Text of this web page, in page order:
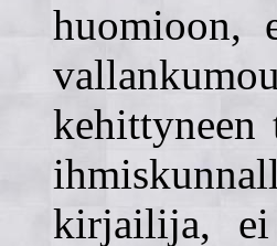
huomioon,
kehittyneen
kirjailija, ei